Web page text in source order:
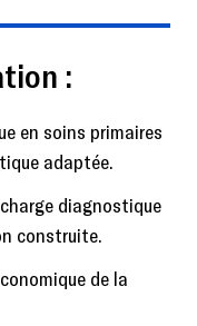
:
en soins primaires
adaptée.
diagnostique
construite.
de la